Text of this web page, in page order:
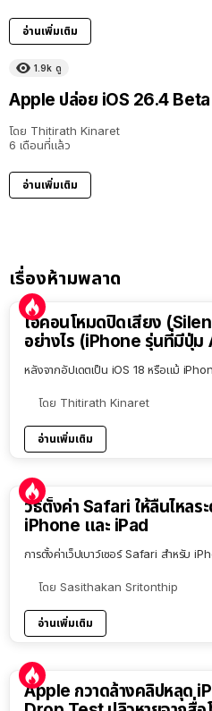
อ่านเพิ่มเติม
1.9k ดู
Apple ปล่อย iOS 26.4 Beta
โดย Thitirath Kinaret
6 เดือนที่แล้ว
อ่านเพิ่มเติม
เรื่องห้ามพลาด
ไอคอนโหมดปิดเสียง
อย่างไร (iPhone รุ่นที่มีปุ่ม
หลังจากอัปเดตเป็น iOS 18 หรือแม้
โดย Thitirath Kinaret
อ่านเพิ่มเติม
วิธีตั้งค่า Safari ให้ลื่นไหลร
iPhone และ iPad
การตั้งค่าเว็ปเบาว์เซอร์ Safari สำหรับ
โดย Sasithakan Sritonthip
อ่านเพิ่มเติม
Apple กวาดล้างคลิปหลุด